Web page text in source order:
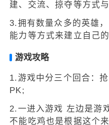
建、交流、掠夺等方式
3.拥有数量众多的英雄
能力等方式来建立自己
游戏攻略
1.游戏中分三个回合：
PK;
2.一进入游戏 左边是游
不能吃鸡也是根据这个